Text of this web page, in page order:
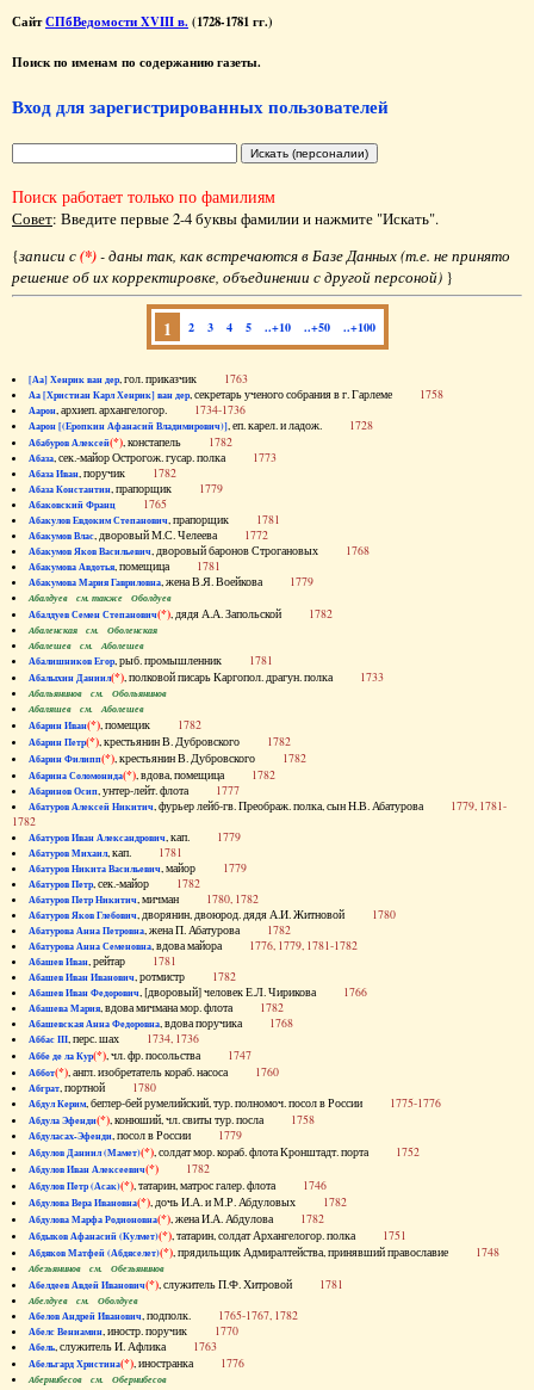
СайтСПбВедомости XVIII в. (1728-1781 гг.)
Поиск по именам по содержанию газеты.
Вход для зарегистрированных пользователей
Поиск работает только по фамилиям
Совет: Введите первые 2-4 буквы фамилии и нажмите "Искать".
{записи с(*)- даны так, как встречаются в Базе Данных (т.е. не принято
решение об их корректировке, объединении с другой персоной) }
1 2 3 4 5 ..+10 ..+50 ..+100
[Аа] Хенрик ван дер, гол. приказчик 1763
Аа [Христиан Карл Хенрик] ван дер, секретарь ученого собрания в г. Гарлеме 1758
Аарон, архиеп. архангелогор. 1734-1736
Аарон [(Еропкин Афанасий Владимирович)], еп. карел. и ладож. 1728
Абабуров Алексей(*), констапель 1782
Абаза, сек.-майор Острогож. гусар. полка 1773
Абаза Иван, поручик 1782
Абаза Константин, прапорщик 1779
Абаковский Франц 1765
Абакулов Евдоким Степанович, прапорщик 1781
Абакумов Влас, дворовый М.С. Челеева 1772
Абакумов Яков Васильевич, дворовый баронов Строгановых 1768
Абакумова Авдотья, помещица 1781
Абакумова Мария Гавриловна, жена В.Я. Воейкова 1779
Абалдуев см. также Оболдуев
Абалдуев Семен Степанович(*), дядя А.А. Запольской 1782
Абаленская см. Оболенская
Абалешев см. Аболешев
Абалишников Егор, рыб. промышленник 1781
Абалыхин Даниил(*), полковой писарь Каргопол. драгун. полка 1733
Абальянинов см. Обольянинов
Абаляшев см. Аболешев
Абарин Иван(*), помещик 1782
Абарин Петр(*), крестьянин В. Дубровского 1782
Абарин Филипп(*), крестьянин В. Дубровского 1782
Абарина Соломонида(*), вдова, помещица 1782
Абаринов Осип, унтер-лейт. флота 1777
Абатуров Алексей Никитич, фурьер лейб-гв. Преображ. полка, сын Н.В. Абатурова 1779, 1781-
1782
Абатуров Иван Александрович, кап. 1779
Абатуров Михаил, кап. 1781
Абатуров Никита Васильевич, майор 1779
Абатуров Петр, сек.-майор 1782
Абатуров Петр Никитич, мичман 1780, 1782
Абатуров Яков Глебович, дворянин, двоюрод. дядя А.И. Житновой 1780
Абатурова Анна Петровна, жена П. Абатурова 1782
Абатурова Анна Семеновна, вдова майора 1776, 1779, 1781-1782
Абашев Иван, рейтар 1781
Абашев Иван Иванович, ротмистр 1782
Абашев Иван Федорович, [дворовый] человек Е.Л. Чирикова 1766
Абашева Мария, вдова мичмана мор. флота 1782
Абашевская Анна Федоровна, вдова поручика 1768
Аббас III, перс. шах 1734, 1736
Аббе де ла Кур(*), чл. фр. посольства 1747
Аббот(*), англ. изобретатель кораб. насоса 1760
Абграт, портной 1780
Абдул Керим, беглер-бей румелийский, тур. полномоч. посол в России 1775-1776
Абдула Эфенди(*), конюший, чл. свиты тур. посла 1758
Абдуласах-Эфенди, посол в России 1779
Абдулов Даниил (Мамет)(*), солдат мор. кораб. флота Кронштадт. порта 1752
Абдулов Иван Алексеевич(*) 1782
Абдулов Петр (Асак)(*), татарин, матрос галер. флота 1746
Абдулова Вера Ивановна(*), дочь И.А. и М.Р. Абдуловых 1782
Абдулова Марфа Родионовна(*), жена И.А. Абдулова 1782
Абдыков Афанасий (Кулмет)(*), татарин, солдат Архангелогор. полка 1751
Абдяков Матфей (Абдяселет)(*), прядильщик Адмиралтейства, принявший православие 1748
Абезьянинов см. Обезьянинов
Абелдеев Авдей Иванович(*), служитель П.Ф. Хитровой 1781
Абелдуев см. Оболдуев
Абелов Андрей Иванович, подполк. 1765-1767, 1782
Абелс Вениамин, иностр. поручик 1770
Абель, служитель И. Афлика 1763
Абельгард Христина(*), иностранка 1776
Абернибесов см. Обернибесов